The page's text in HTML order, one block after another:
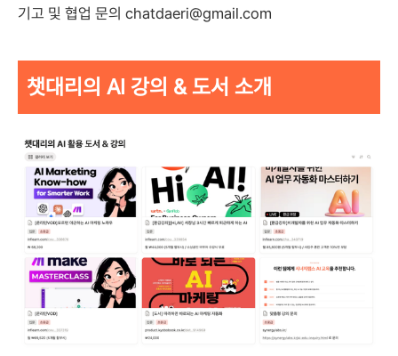
기고 및 협업 문의 chatdaeri@gmail.com
챗대리의 AI 강의 & 도서 소개